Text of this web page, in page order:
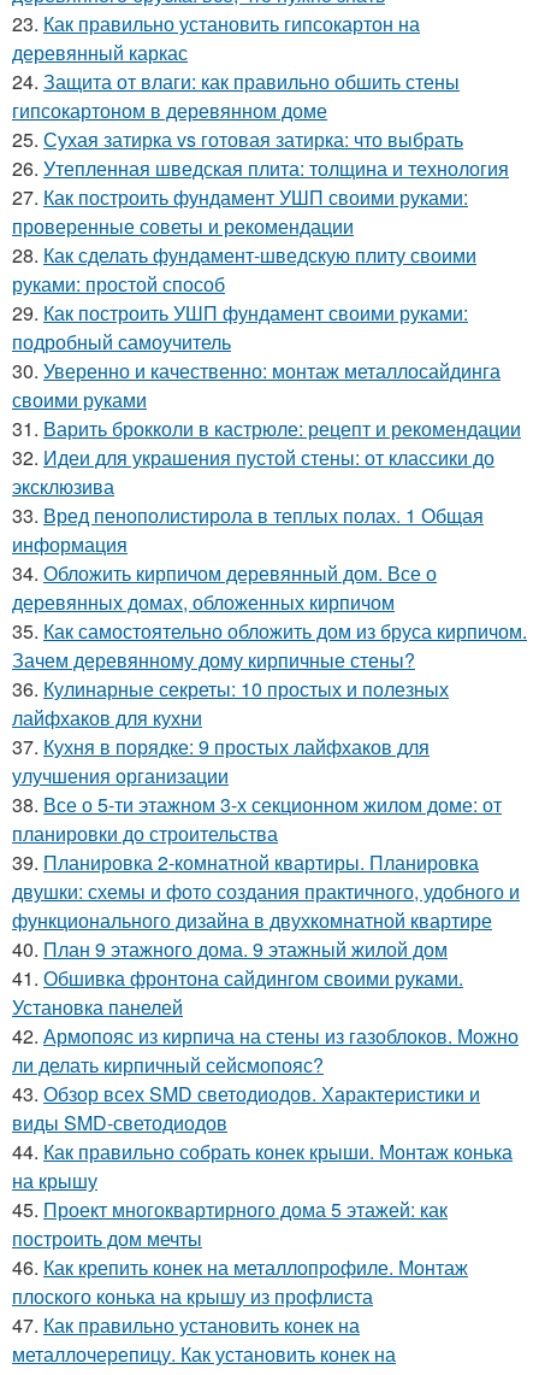
23. Как правильно установить гипсокартон на
деревянный каркас
24. Защита от влаги: как правильно обшить стены
гипсокартоном в деревянном доме
25. Сухая затирка vs готовая затирка: что выбрать
26. Утепленная шведская плита: толщина и технология
27. Как построить фундамент УШП своими руками:
проверенные советы и рекомендации
28. Как сделать фундамент-шведскую плиту своими
руками: простой способ
29. Как построить УШП фундамент своими руками:
подробный самоучитель
30. Уверенно и качественно: монтаж металлосайдинга
своими руками
31. Варить брокколи в кастрюле: рецепт и рекомендации
32. Идеи для украшения пустой стены: от классики до
эксклюзива
33. Вред пенополистирола в теплых полах. 1 Общая
информация
34. Обложить кирпичом деревянный дом. Все о
деревянных домах, обложенных кирпичом
35. Как самостоятельно обложить дом из бруса кирпичом.
Зачем деревянному дому кирпичные стены?
36. Кулинарные секреты: 10 простых и полезных
лайфхаков для кухни
37. Кухня в порядке: 9 простых лайфхаков для
улучшения организации
38. Все о 5-ти этажном 3-х секционном жилом доме: от
планировки до строительства
39. Планировка 2-комнатной квартиры. Планировка
двушки: схемы и фото создания практичного, удобного и
функционального дизайна в двухкомнатной квартире
40. План 9 этажного дома. 9 этажный жилой дом
41. Обшивка фронтона сайдингом своими руками.
Установка панелей
42. Армопояс из кирпича на стены из газоблоков. Можно
ли делать кирпичный сейсмопояс?
43. Обзор всех SMD светодиодов. Характеристики и
виды SMD-светодиодов
44. Как правильно собрать конек крыши. Монтаж конька
на крышу
45. Проект многоквартирного дома 5 этажей: как
построить дом мечты
46. Как крепить конек на металлопрофиле. Монтаж
плоского конька на крышу из профлиста
47. Как правильно установить конек на
металлочерепицу. Как установить конек на